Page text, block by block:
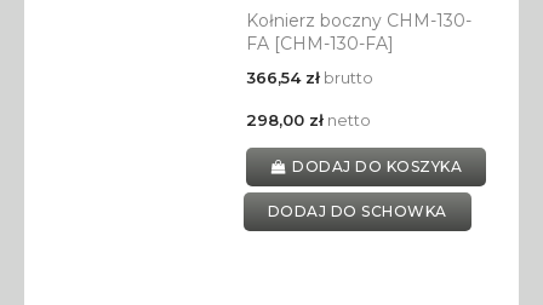
Kołnierz boczny CHM-130-
FA [CHM-130-FA]
366,54 złbrutto
298,00 złnetto
DODAJ DO KOSZYKA
DODAJ DO SCHOWKA